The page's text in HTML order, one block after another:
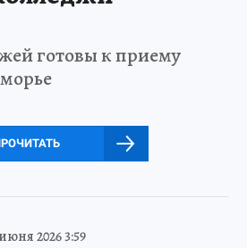
готовы к приему
2026 3:59